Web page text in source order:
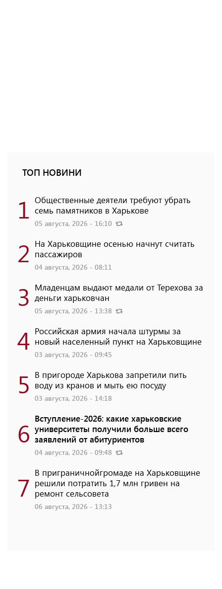
ТОП НОВИНИ
1 Общественные деятели требуют убрать
семь памятников в Харькове
05 августа, 2026 - 16:10
2 На Харьковщине осенью начнут считать
пассажиров
04 августа, 2026 - 08:11
3 Младенцам выдают медали от Терехова за
деньги харьковчан
05 августа, 2026 - 13:38
4 Российская армия начала штурмы за
новый населенный пункт на Харьковщине
03 августа, 2026 - 09:45
5 В пригороде Харькова запретили пить
воду из кранов и мыть ею посуду
03 августа, 2026 - 14:18
6 Вступление-2026: какие харьковские
университеты получили больше всего
заявлений от абитуриентов
04 августа, 2026 - 09:48
7 В приграничнойгромаде на Харьковщине
решили потратить 1,7 млн ​​гривен на
ремонт сельсовета
06 августа, 2026 - 13:13